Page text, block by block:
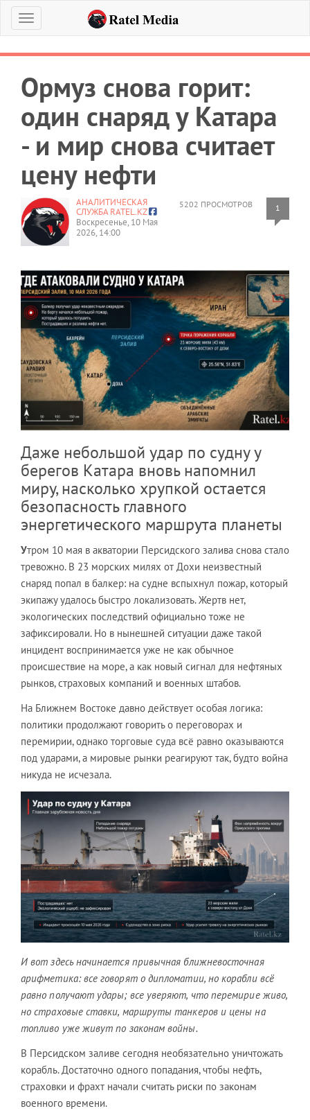
Меню
Ормуз снова горит:
один снаряд у Катара
- и мир снова считает
цену нефти
5202 ПРОСМОТРОВ 1
АНАЛИТИЧЕСКАЯ
СЛУЖБА RATEL.KZ
Воскресенье, 10 Мая
2026, 14:00
Даже небольшой удар по судну у
берегов Катара вновь напомнил
миру, насколько хрупкой остается
безопасность главного
энергетического маршрута планеты
Утром 10 мая в акватории Персидского залива снова стало
тревожно. В 23 морских милях от Дохи неизвестный
снаряд попал в балкер: на судне вспыхнул пожар, который
экипажу удалось быстро локализовать. Жертв нет,
экологических последствий официально тоже не
зафиксировали. Но в нынешней ситуации даже такой
инцидент воспринимается уже не как обычное
происшествие на море, а как новый сигнал для нефтяных
рынков, страховых компаний и военных штабов.
На Ближнем Востоке давно действует особая логика:
политики продолжают говорить о переговорах и
перемирии, однако торговые суда всё равно оказываются
под ударами, а мировые рынки реагируют так, будто война
никуда не исчезала.
И вот здесь начинается привычная ближневосточная
арифметика: все говорят о дипломатии, но корабли всё
равно получают удары; все уверяют, что перемирие живо,
но страховые ставки, маршруты танкеров и цены на
топливо уже живут по законам войны.
В Персидском заливе сегодня необязательно уничтожать
корабль. Достаточно одного попадания, чтобы нефть,
страховки и фрахт начали считать риски по законам
военного времени.